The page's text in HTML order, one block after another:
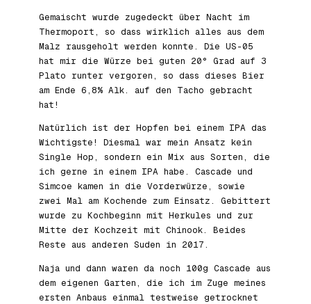
Gemaischt wurde zugedeckt über Nacht im
Thermoport, so dass wirklich alles aus dem
Malz rausgeholt werden konnte. Die US-05
hat mir die Würze bei guten 20° Grad auf 3
Plato runter vergoren, so dass dieses Bier
am Ende 6,8% Alk. auf den Tacho gebracht
hat!
Natürlich ist der Hopfen bei einem IPA das
Wichtigste! Diesmal war mein Ansatz kein
Single Hop, sondern ein Mix aus Sorten, die
ich gerne in einem IPA habe. Cascade und
Simcoe kamen in die Vorderwürze, sowie
zwei Mal am Kochende zum Einsatz. Gebittert
wurde zu Kochbeginn mit Herkules und zur
Mitte der Kochzeit mit Chinook. Beides
Reste aus anderen Suden in 2017.
Naja und dann waren da noch 100g Cascade aus
dem eigenen Garten, die ich im Zuge meines
ersten Anbaus einmal testweise getrocknet